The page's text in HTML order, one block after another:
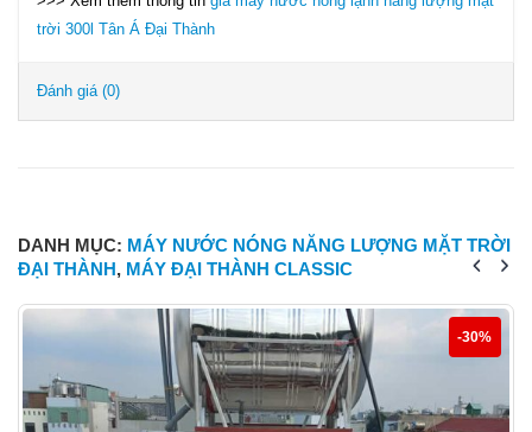
trời 300l Tân Á Đại Thành
Đánh giá (0)
DANH MỤC: MÁY NƯỚC NÓNG NĂNG LƯỢNG MẶT TRỜI
ĐẠI THÀNH , MÁY ĐẠI THÀNH CLASSIC
-30%